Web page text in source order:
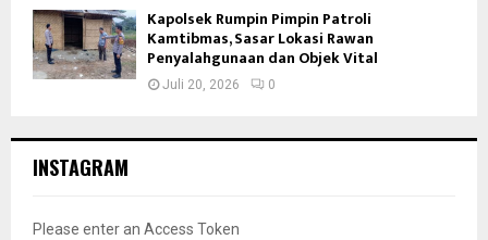
Kapolsek Rumpin Pimpin Patroli
Kamtibmas, Sasar Lokasi Rawan
Penyalahgunaan dan Objek Vital
Juli 20, 2026 0
INSTAGRAM
Please enter an Access Token